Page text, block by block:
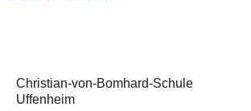
Christian-von-Bomhard-Schule
Uffenheim